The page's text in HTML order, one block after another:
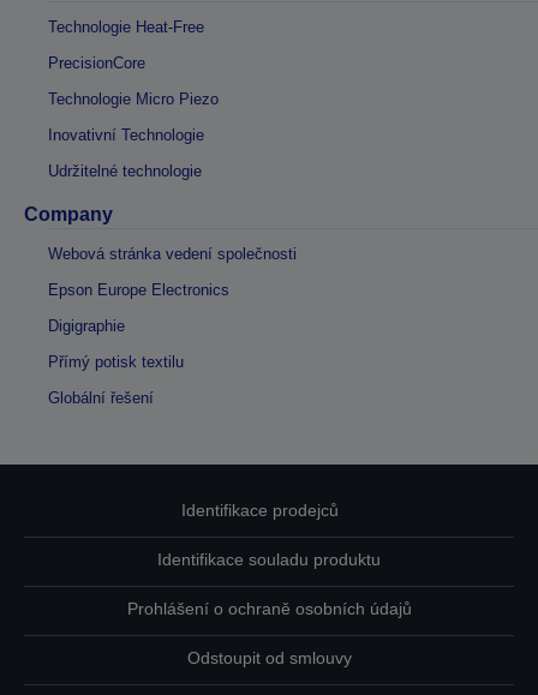
Technologie Heat-Free
PrecisionCore
Technologie Micro Piezo
Inovativní Technologie
Udržitelné technologie
Company
Webová stránka vedení společnosti
Epson Europe Electronics
Digigraphie
Přímý potisk textilu
Globální řešení
Identifikace prodejců
Identifikace souladu produktu
Prohlášení o ochraně osobních údajů
Odstoupit od smlouvy